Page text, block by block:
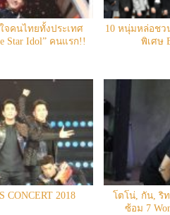
จคนไทยทั้งประเทศ
Star Idol” คนแรก!!
10 หนุ่มหล่อชว
พิเศษ
CONCERT 2018
โตโน่, กัน, ริ
ซ้อม 7